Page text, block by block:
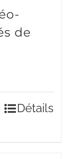
de
Détails